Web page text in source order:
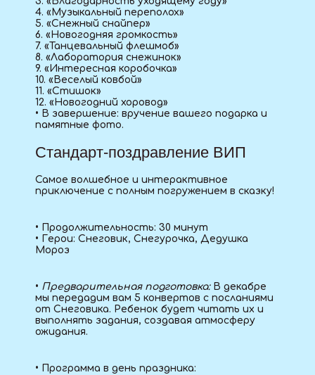
4. «Музыкальный переполох»
5. «Снежный снайпер»
6. «Новогодняя громкость»
7. «Танцевальный флешмоб»
8. «Лаборатория снежинок»
9. «Интересная коробочка»
10. «Веселый ковбой»
11. «Стишок»
12. «Новогодний хоровод»
• В завершение: вручение вашего подарка и
памятные фото.
Стандарт-поздравление ВИП
Самое волшебное и интерактивное
приключение с полным погружением в сказку!
• Продолжительность: 30 минут
• Герои: Снеговик, Снегурочка, Дедушка
Мороз
• Предварительная подготовка: В декабре
мы передадим вам 5 конвертов с посланиями
от Снеговика. Ребенок будет читать их и
выполнять задания, создавая атмосферу
ожидания.
• Программа в день праздника: